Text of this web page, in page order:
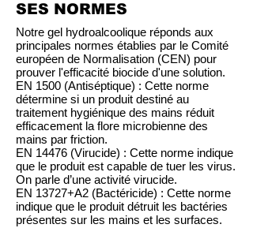
SES NORMES
Notre gel hydroalcoolique réponds aux
principales normes établies par le Comité
européen de Normalisation (CEN) pour
prouver l'efficacité biocide d'une solution.
EN 1500 (Antiséptique) : Cette norme
détermine si un produit destiné au
traitement hygiénique des mains réduit
efficacement la flore microbienne des
mains par friction.
EN 14476 (Virucide) : Cette norme indique
que le produit est capable de tuer les virus.
On parle d’une activité virucide.
EN 13727+A2 (Bactéricide) : Cette norme
indique que le produit détruit les bactéries
présentes sur les mains et les surfaces.